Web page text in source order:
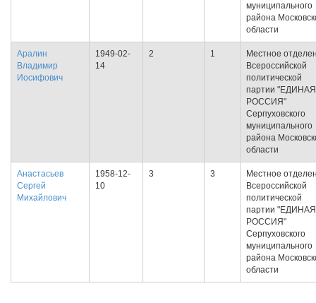
муниципального
района
области
Аралин
Владимир
Иосифович
1949-02-
14
2 1
Местное
Всероссийской
политической
партии "ЕДИНАЯ
РОССИЯ"
Серпуховского
муниципального
района
области
Анастасьев
Сергей
Михайлович
1958-12-
10
3 3
Местное
Всероссийской
политической
партии "ЕДИНАЯ
РОССИЯ"
Серпуховского
муниципального
района
области